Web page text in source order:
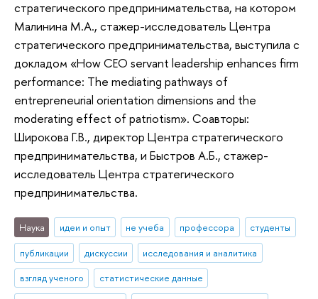
стратегического предпринимательства, на котором
Малинина М.А., стажер-исследователь Центра
стратегического предпринимательства, выступила с
докладом «How CEO servant leadership enhances firm
performance: The mediating pathways of
entrepreneurial orientation dimensions and the
moderating effect of patriotism». Соавторы:
Широкова Г.В., директор Центра стратегического
предпринимательства, и Быстров А.Б., стажер-
исследователь Центра стратегического
предпринимательства.
Наука идеи и опыт не учеба профессора
студенты
публикации
дискуссии
исследования и аналитика
взгляд ученого
статистические данные